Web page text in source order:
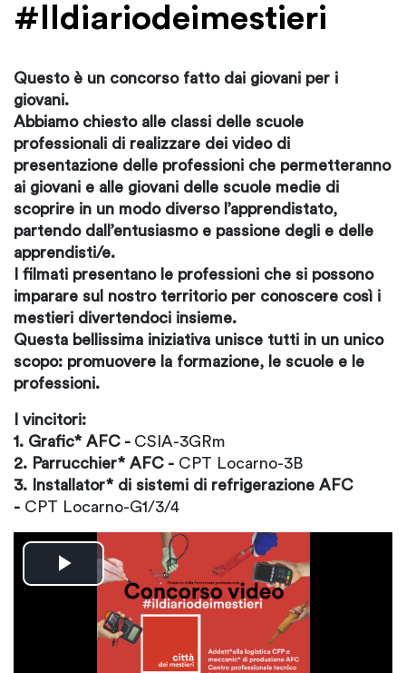
#Ildiariodeimestieri
Questo è un concorso fatto dai giovani per i
giovani.
Abbiamo chiesto alle classi delle scuole
professionali di realizzare dei video di
presentazione delle professioni che permetteranno
ai giovani e alle giovani delle scuole medie di
scoprire in un modo diverso l’apprendistato,
partendo dall’entusiasmo e passione degli e delle
apprendisti/e.
I filmati presentano le professioni che si possono
imparare sul nostro territorio per conoscere così i
mestieri divertendoci insieme.
Questa bellissima iniziativa unisce tutti in un unico
scopo: promuovere la formazione, le scuole e le
professioni.
I vincitori:
1. Grafic* AFC - CSIA-3GRm
2. Parrucchier* AFC - CPT Locarno-3B
3. Installator* di sistemi di refrigerazione AFC
- CPT Locarno-G1/3/4
Riproduzione
video